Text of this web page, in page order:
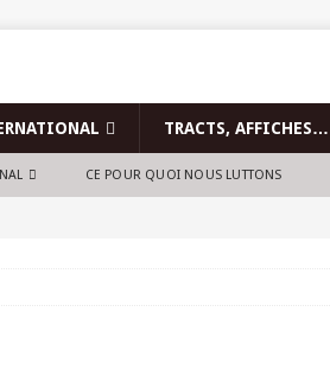
TRACTS, AFFICHES…
CE POUR QUOI NOUS LUTTONS